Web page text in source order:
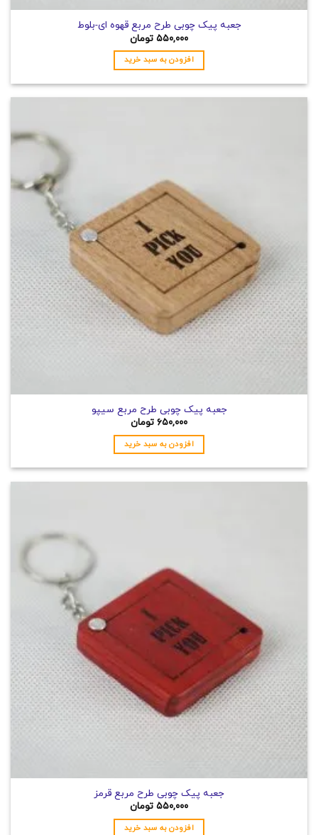
جعبه پیک چوبی طرح مربع قهوه ای-بلوط
۵۵۰,۰۰۰ تومان
افزودن به سبد خرید
جعبه پیک چوبی طرح مربع سیپو
۶۵۰,۰۰۰ تومان
افزودن به سبد خرید
جعبه پیک چوبی طرح مربع قرمز
۵۵۰,۰۰۰ تومان
افزودن به سبد خرید